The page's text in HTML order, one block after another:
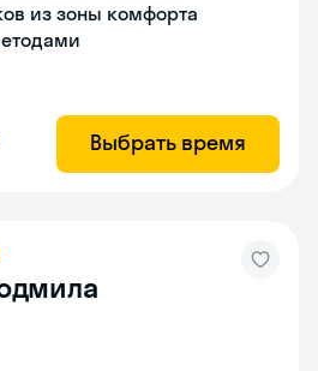
из зоны комфорта
Выбрать время